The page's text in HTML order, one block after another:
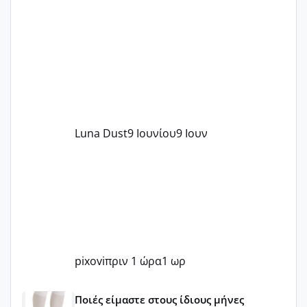
Luna Dust9 Ιουνίου9 Ιουν
pixoviπριν 1 ώρα1 ωρ
Μωράκια Μαΐου 2026 🌸🌻🌹
Ποιές είμαστε στους ίδιους μήνες